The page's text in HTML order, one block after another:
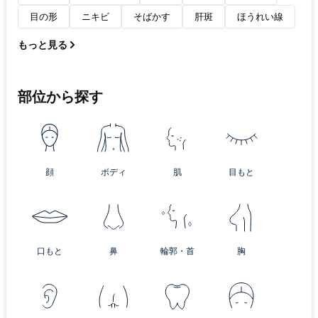
目の形 ニキビ そばかす 肝斑 ほうれい線
もっと見る
部位から探す
顔 ボディ 肌 目もと
口もと 鼻 輪郭・首 胸